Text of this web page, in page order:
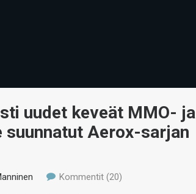
uudet keveät MMO- ja
suunnatut Aerox-sarjan
Kommentit (20)